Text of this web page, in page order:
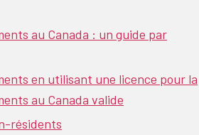
au Canada : un guide par
en utilisant une licence pour la
au Canada valide
résidents